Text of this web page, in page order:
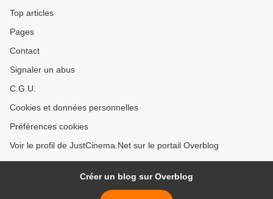
Top articles
Pages
Contact
Signaler un abus
C.G.U.
Cookies et données personnelles
Préférences cookies
Voir le profil de JustCinema.Net sur le portail Overblog
Créer un blog sur Overblog